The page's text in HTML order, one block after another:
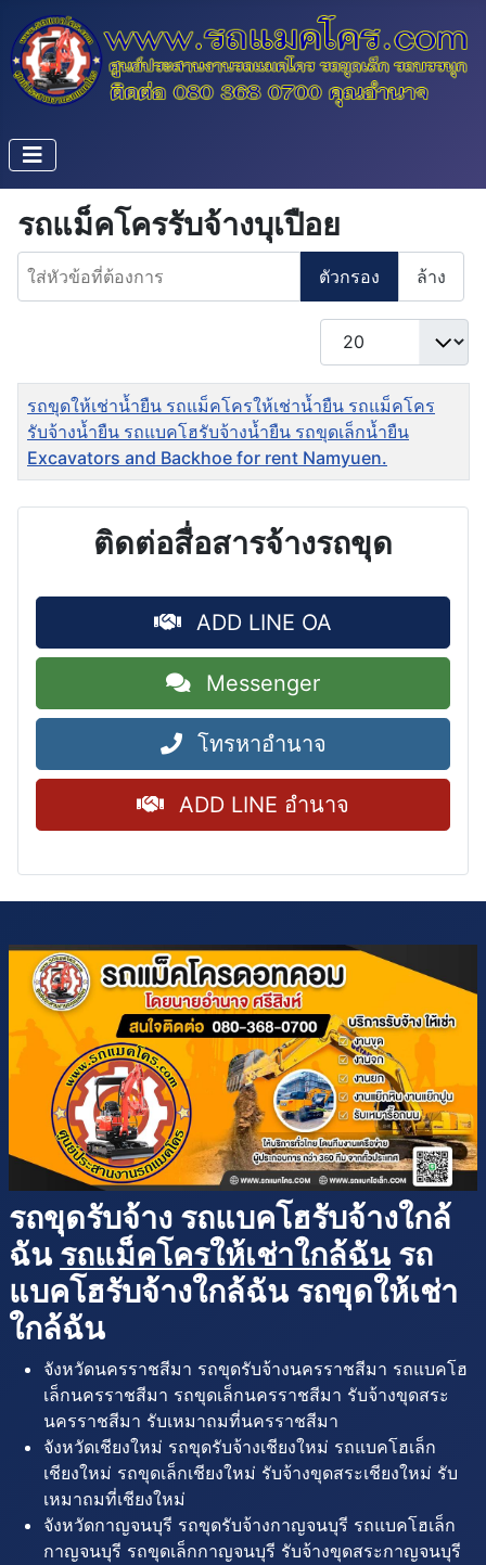
รถแม็คโครรับจ้างบุเปือย
ใส่หัวข้อที่ต้องการ
ตัวกรอง ล้าง
แสดง #
ชื่อ
รถขุดให้เช่าน้ำยืน รถแม็คโครให้เช่าน้ำยืน รถแม็คโคร
รับจ้างน้ำยืน รถแบคโฮรับจ้างน้ำยืน รถขุดเล็กน้ำยืน
Excavators and Backhoe for rent Namyuen.
ติดต่อสื่อสารจ้างรถขุด
ADD LINE OA
Messenger
โทรหาอำนาจ
ADD LINE อำนาจ
รถขุดรับจ้าง รถแบคโฮรับจ้างใกล้
ฉัน รถแม็คโครให้เช่าใกล้ฉัน รถ
แบคโฮรับจ้างใกล้ฉัน รถขุดให้เช่า
ใกล้ฉัน
จังหวัดนครราชสีมา รถขุดรับจ้างนครราชสีมา รถแบคโฮ
เล็กนครราชสีมา รถขุดเล็กนครราชสีมา รับจ้างขุดสระ
นครราชสีมา รับเหมาถมที่นครราชสีมา
จังหวัดเชียงใหม่ รถขุดรับจ้างเชียงใหม่ รถแบคโฮเล็ก
เชียงใหม่ รถขุดเล็กเชียงใหม่ รับจ้างขุดสระเชียงใหม่ รับ
เหมาถมที่เชียงใหม่
จังหวัดกาญจนบุรี รถขุดรับจ้างกาญจนบุรี รถแบคโฮเล็ก
กาญจนบุรี รถขุดเล็กกาญจนบุรี รับจ้างขุดสระกาญจนบุรี